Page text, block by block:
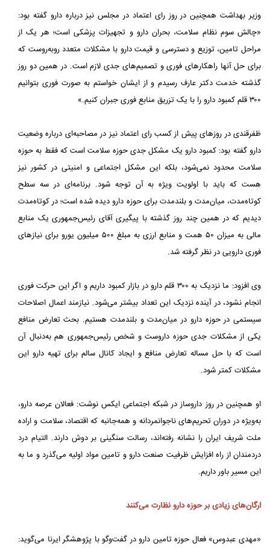
وزیر بهداشت همچنین در روز رای اعتماد در مجلس نیز درباره دارو گفته بود:
«چالش سوم نظام سلامت، بحران دارو و تجهیزات پزشکی است؛ هر یک از
مراحل تامین، توزیع و دسترسی و قیمت دارو با مشکلات متعدد روبه‌روست که
برای حل آنها راهکارهای فوری و تصمیم‌های جدی لازم است. در همین دو روز
گذشته خدمت دکتر عارف رسیدم و از ایشان خواستم به صورت فوری بتوانیم
۳۰۰ قلم کمبود دارو را با یک تزریق منابع فوری جبران کنیم.»
ظفرقندی در روزهای پیش از کسب رای اعتماد نیز در مصاحبه‌ای درباره وضعیت
دارو گفته بود: کمبود دارو یک مشکل جدی حوزه سلامت است که فقط به حوزه
سلامت محدود نمی‌شود، بلکه این مشکل اجتماعی و امنیتی در کشور نیز
هست که باید با اولویت ویژه به آن توجه شود. برنامه‌ای در سه سطح
کوتاه‌مدت، میان‌مدت و بلندمدت برای حوزه دارو دیده شده است؛ در کوتاه‌مدت
دیدیم که در همین چند روز گذشته با پیگیری آقای رئیس‌جمهوری یک منابع
مالی به میزان ۵۰ همت و منابع ارزی به مبلغ ۵۰۰ میلیون یورو برای نیازهای
فوری دارویی در نظر گرفته شد.
وی افزود: ما نزدیک به ۳۰۰ قلم دارو در بازار کمبود داریم و اگر این حرکت فوری
انجام نشود، در آینده نزدیک این تعداد بیشتر می‌شود. نیازمند اعمال اصلاحات
سیستمی در حوزه دارو در میان‌مدت و بلندمدت هستیم. بحث تعارض منافع
یکی از مشکلات جدی حوزه داروست و شخص رئیس‌جمهوری هم به‌دنبال آن
است که با حل مساله تعارض منافع و ایجاد کانال سالم برای تهیه دارو این
مشکلات کمتر شود.
او همچنین در روز داروساز در شبکه اجتماعی ایکس نوشت: فعالان عرصه دارو،
به‌ویژه در دوران تحریم‌های ناجوانمردانه و همه‌جانبه که اقتصاد، سلامت و اراده
ملت شریف ایران را نشانه رفته‌اند، رسالت سنگینی بر دوش دارند. التیام درد
دردمندان از راه افزایش ظرفیت صنعت دارو و تامین مواد اولیه می‌گذرد و ما به
این مسیر باور داریم.
ارگان‌های زیادی بر حوزه دارو نظارت می‌کنند
«مهدی عبدوس» فعال حوزه تامین دارو در گفت‌وگو با پژوهشگر ایرنا می‌گوید: